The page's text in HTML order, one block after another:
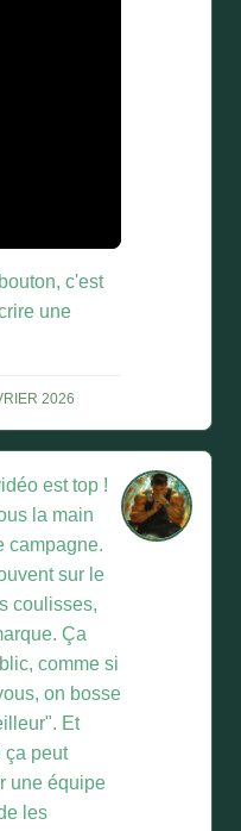
c'est
une
2026
est top !
la main
campagne.
sur le
coulisses,
Ça
comme si
on bosse
Et
ça peut
une équipe
les